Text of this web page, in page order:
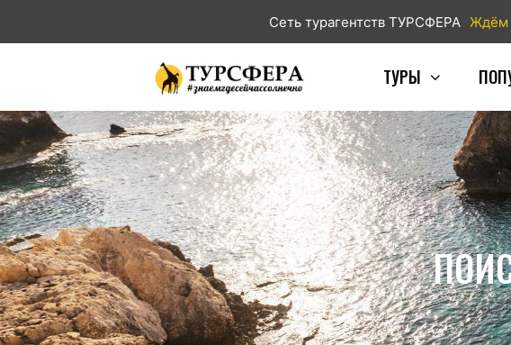
Сеть турагентств ТУРСФЕРА Ждём
ТУРЫ